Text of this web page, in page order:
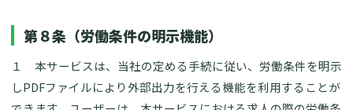
第８条（労働条件の明示機能）
１ 本サービスは、当社の定める手続に従い、労働条件を明示
しPDFファイルにより外部出力を行える機能を利用することが